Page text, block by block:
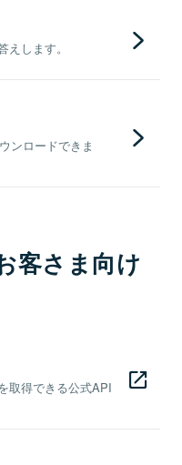
します。
ンロードできま
客さま向け
取得できる公式API